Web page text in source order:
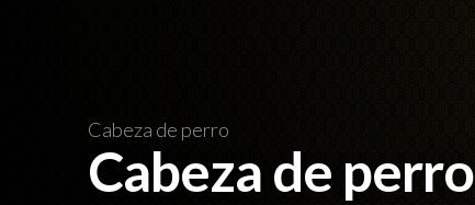
Cabeza de perro
Cabeza de perro